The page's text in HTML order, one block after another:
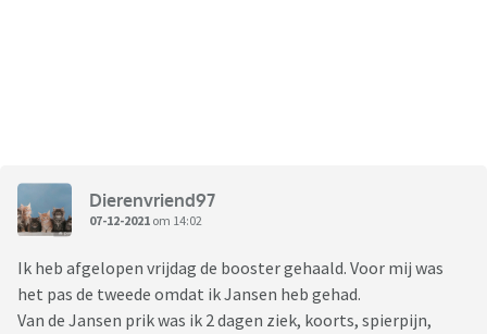
Dierenvriend97
07-12-2021 om 14:02
Ik heb afgelopen vrijdag de booster gehaald. Voor mij was
het pas de tweede omdat ik Jansen heb gehad.
Van de Jansen prik was ik 2 dagen ziek, koorts, spierpijn,